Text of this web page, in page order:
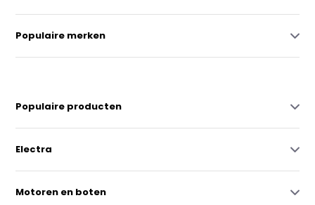
Populaire merken
Populaire producten
Electra
Motoren en boten